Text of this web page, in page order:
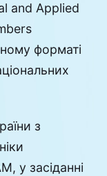
and Applied
форматі
з
у засіданні